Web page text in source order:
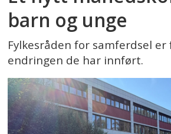
barn og unge
Fylkesråden for samferdsel er
endringen de har innført.